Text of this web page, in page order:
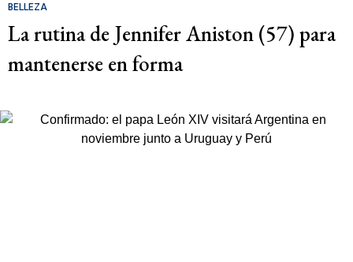
BELLEZA
La rutina de Jennifer Aniston (57) para
mantenerse en forma